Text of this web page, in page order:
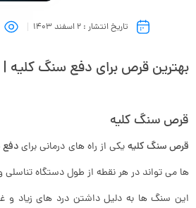
تاریخ انتشار : 2 اسفند 1403
بهترین قرص برای دفع سنگ کلیه
قرص سنگ کلیه
قرص سنگ کلیهیکی از راه های درمانی برایدفع
ها می تواند در هر نقطه از طول دستگاه
این سنگ ها به دلیل داشتن درد های زیاد و